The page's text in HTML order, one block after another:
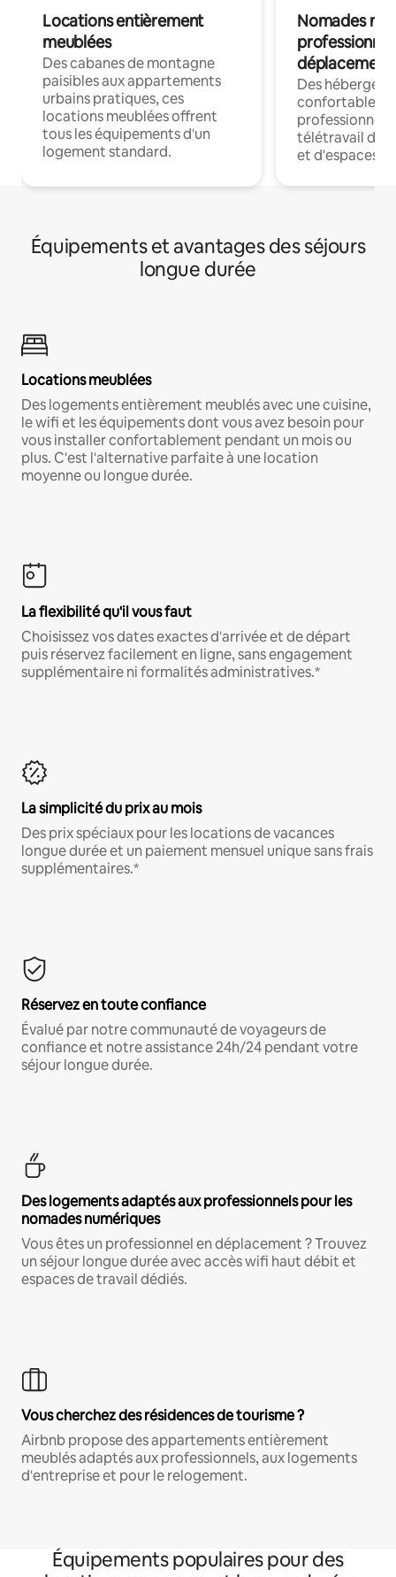
Locations entièrement
meublées
Des cabanes de montagne
paisibles aux appartements
urbains pratiques, ces
locations meublées offrent
tous les équipements d'un
logement standard.
Nomades
déplacement
Des
confortables
professionnels
télétravail
et d'espaces
Équipements et avantages des séjours
longue durée
Locations meublées
Des logements entièrement meublés avec une cuisine,
le wifi et les équipements dont vous avez besoin pour
vous installer confortablement pendant un mois ou
plus. C'est l'alternative parfaite à une location
moyenne ou longue durée.
La flexibilité qu'il vous faut
Choisissez vos dates exactes d'arrivée et de départ
puis réservez facilement en ligne, sans engagement
supplémentaire ni formalités administratives.*
La simplicité du prix au mois
Des prix spéciaux pour les locations de vacances
longue durée et un paiement mensuel unique sans frais
supplémentaires.*
Réservez en toute confiance
Évalué par notre communauté de voyageurs de
confiance et notre assistance 24h/24 pendant votre
séjour longue durée.
Des logements adaptés aux professionnels pour les
nomades numériques
Vous êtes un professionnel en déplacement ? Trouvez
un séjour longue durée avec accès wifi haut débit et
espaces de travail dédiés.
Vous cherchez des résidences de tourisme ?
Airbnb propose des appartements entièrement
meublés adaptés aux professionnels, aux logements
d'entreprise et pour le relogement.
Équipements populaires pour des